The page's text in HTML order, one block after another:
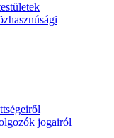
jogairól